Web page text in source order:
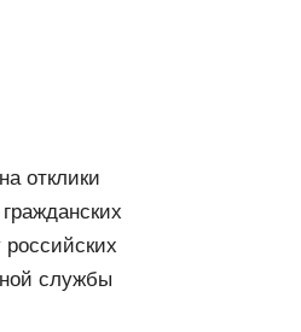
отклики
службы